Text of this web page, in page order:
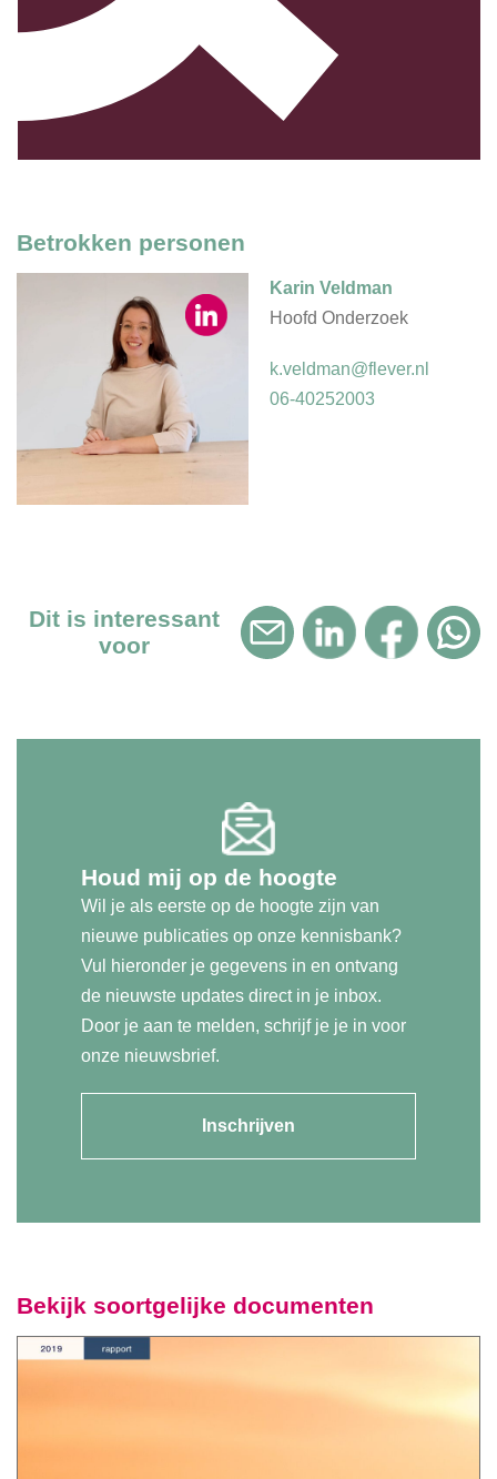
Betrokken personen
Karin Veldman
Hoofd Onderzoek
k.veldman@flever.nl
06-40252003
Dit is interessant
voor
Houd mij op de hoogte
Wil je als eerste op de hoogte zijn van
nieuwe publicaties op onze kennisbank?
Vul hieronder je gegevens in en ontvang
de nieuwste updates direct in je inbox.
Door je aan te melden, schrijf je je in voor
onze nieuwsbrief.
Inschrijven
Bekijk soortgelijke documenten